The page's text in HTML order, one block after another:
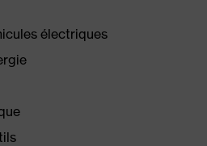
électriques